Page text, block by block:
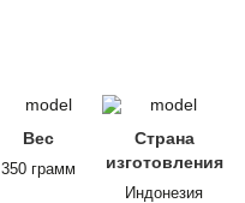
Вес
350 грамм
Страна
изготовления
Индонезия